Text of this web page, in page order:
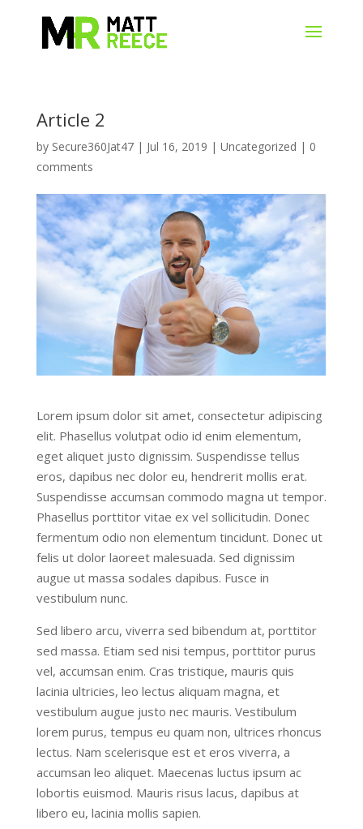
Article 2
by Secure360Jat47| Jul 16, 2019 | Uncategorized | 0
comments
Lorem ipsum dolor sit amet, consectetur adipiscing
elit. Phasellus volutpat odio id enim elementum,
eget aliquet justo dignissim. Suspendisse tellus
eros, dapibus nec dolor eu, hendrerit mollis erat.
Suspendisse accumsan commodo magna ut tempor.
Phasellus porttitor vitae ex vel sollicitudin. Donec
fermentum odio non elementum tincidunt. Donec ut
felis ut dolor laoreet malesuada. Sed dignissim
augue ut massa sodales dapibus. Fusce in
vestibulum nunc.
Sed libero arcu, viverra sed bibendum at, porttitor
sed massa. Etiam sed nisi tempus, porttitor purus
vel, accumsan enim. Cras tristique, mauris quis
lacinia ultricies, leo lectus aliquam magna, et
vestibulum augue justo nec mauris. Vestibulum
lorem purus, tempus eu quam non, ultrices rhoncus
lectus. Nam scelerisque est et eros viverra, a
accumsan leo aliquet. Maecenas luctus ipsum ac
lobortis euismod. Mauris risus lacus, dapibus at
libero eu, lacinia mollis sapien.